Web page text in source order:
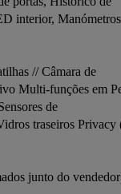
interior, Manómetros
// Câmara de
Multi-funções em
de
traseiros Privacy
junto do